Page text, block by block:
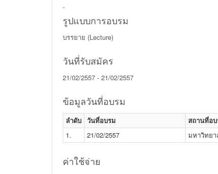
-
รูปแบบการอบรม
บรรยาย (Lecture)
วันที่รับสมัคร
21/02/2557 - 21/02/2557
ข้อมูลวันที่อบรม
ลำดับ วันที่อบรม สถานที่อ
1.
21/02/2557 มหาวิทย
ค่าใช้จ่าย